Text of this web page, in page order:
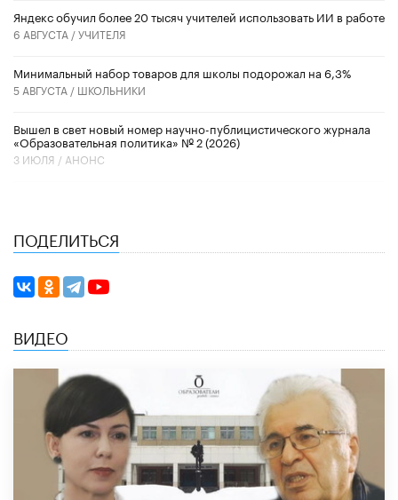
​Яндекс обучил более 20 тысяч учителей использовать ИИ в работе
6 АВГУСТА /УЧИТЕЛЯ
Минимальный набор товаров для школы подорожал на 6,3%
5 АВГУСТА / ШКОЛЬНИКИ
Вышел в свет новый номер научно-публицистического журнала
«Образовательная политика» № 2 (2026)
3 ИЮЛЯ / АНОНС
ПОДЕЛИТЬСЯ
ВИДЕО